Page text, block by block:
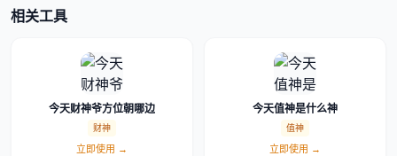
相关工具
今天财神爷方位朝哪边
财神
立即使用 →
今天值神是什么神
值神
立即使用 →